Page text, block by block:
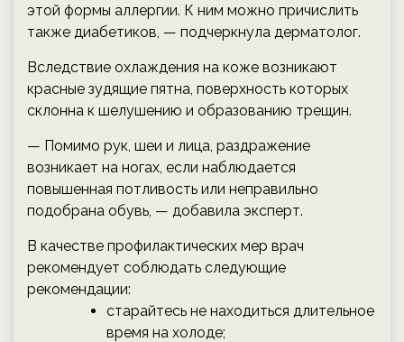
этой формы аллергии. К ним можно причислить
также диабетиков, — подчеркнула дерматолог.
Вследствие охлаждения на коже возникают
красные зудящие пятна, поверхность которых
склонна к шелушению и образованию трещин.
— Помимо рук, шеи и лица, раздражение
возникает на ногах, если наблюдается
повышенная потливость или неправильно
подобрана обувь, — добавила эксперт.
В качестве профилактических мер врач
рекомендует соблюдать следующие
рекомендации:
старайтесь не находиться длительное
время на холоде;